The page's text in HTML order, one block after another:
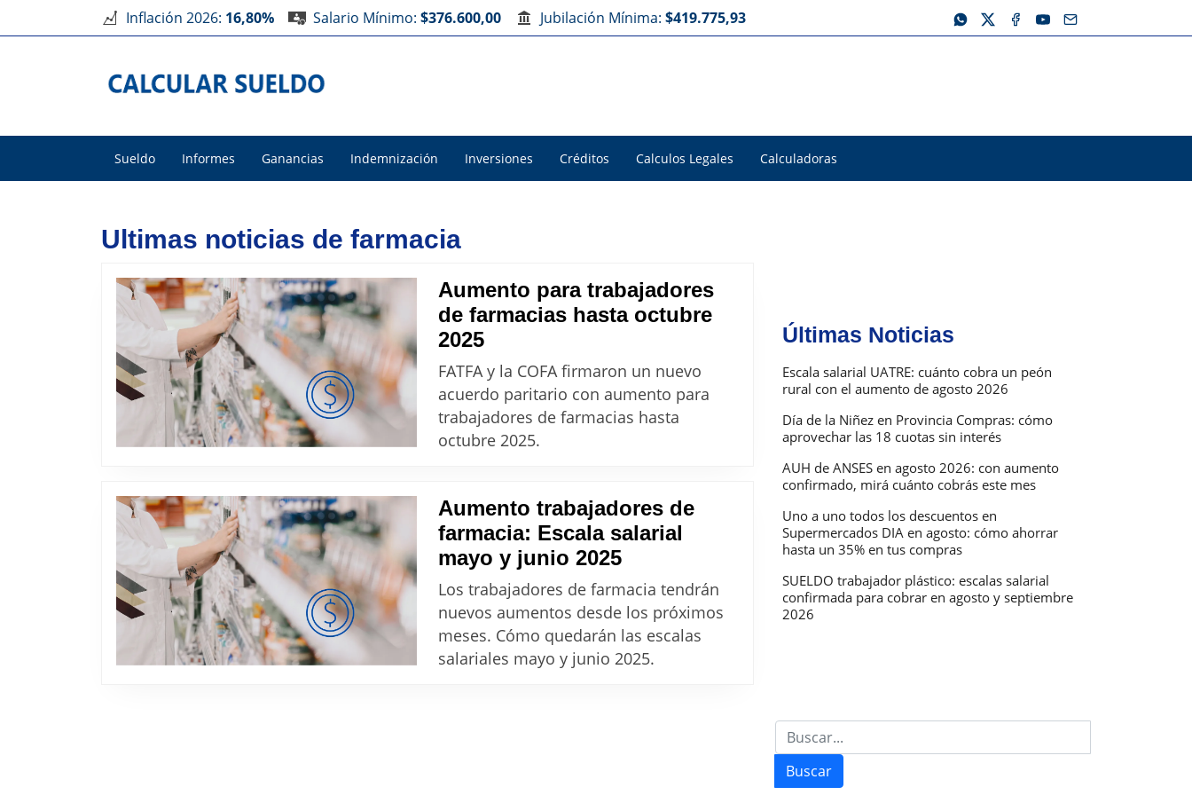
Inflación 2026: 16,80% Salario Mínimo: $376.600,00 Jubilación Mínima: $419.775,93
Sueldo Informes Ganancias Indemnización Inversiones Créditos Calculos Legales Calculadoras
Ultimas noticias de farmacia
Aumento para trabajadores
de farmacias hasta octubre
2025Aumento
para
trabajadores
de
farmacias
2025
FATFA y la COFA firmaron un nuevo
acuerdo paritario con aumento para
trabajadores de farmacias hasta
octubre 2025.
Aumento trabajadores de
farmacia: Escala salarial
mayo y junio 2025Aumento
trabajadores
de
farmacia:
Escala
Los trabajadores de farmacia tendrán
nuevos aumentos desde los próximos
meses. Cómo quedarán las escalas
salariales mayo y junio 2025.
Últimas Noticias
Escala salarial UATRE: cuánto cobra un peón
rural con el aumento de agosto 2026
Día de la Niñez en Provincia Compras: cómo
aprovechar las 18 cuotas sin interés
AUH de ANSES en agosto 2026: con aumento
confirmado, mirá cuánto cobrás este mes
Uno a uno todos los descuentos en
Supermercados DIA en agosto: cómo ahorrar
hasta un 35% en tus compras
SUELDO trabajador plástico: escalas salarial
confirmada para cobrar en agosto y septiembre
2026
Buscar